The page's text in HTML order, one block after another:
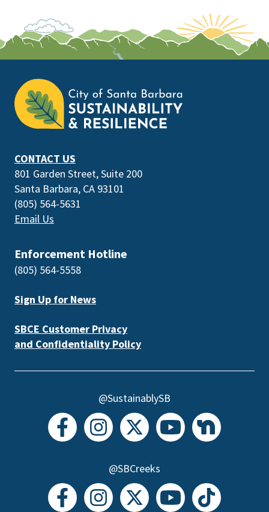
the
prefooter
CONTACT US
801 Garden Street, Suite 200
Santa Barbara, CA 93101
(805) 564-5631
Email Us
Enforcement Hotline
(805) 564-5558
Sign Up for News
SBCE Customer Privacy
and Confidentiality Policy
@SustainablySB
@SBCreeks